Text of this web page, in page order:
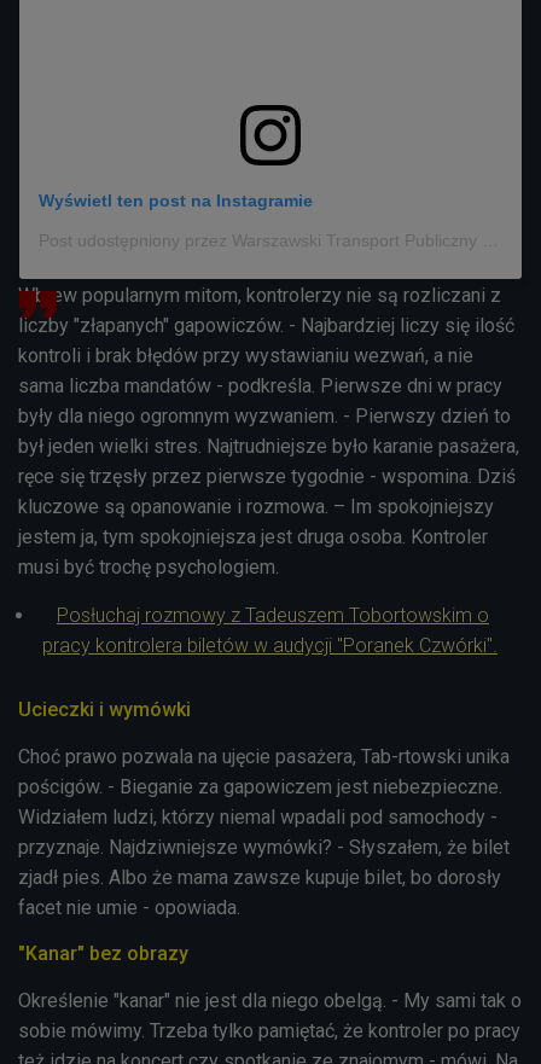
Wyświetl ten post na Instagramie
Wbrew popularnym mitom, kontrolerzy nie są rozliczani z
liczby "złapanych" gapowiczów. - Najbardziej liczy się ilość
kontroli i brak błędów przy wystawianiu wezwań, a nie
sama liczba mandatów - podkreśla. Pierwsze dni w pracy
były dla niego ogromnym wyzwaniem. - Pierwszy dzień to
był jeden wielki stres. Najtrudniejsze było karanie pasażera,
ręce się trzęsły przez pierwsze tygodnie - wspomina. Dziś
kluczowe są opanowanie i rozmowa. – Im spokojniejszy
jestem ja, tym spokojniejsza jest druga osoba. Kontroler
musi być trochę psychologiem.
Posłuchaj rozmowy z Tadeuszem Tobortowskim o
pracy kontrolera biletów w audycji "Poranek Czwórki".
Ucieczki i wymówki
Choć prawo pozwala na ujęcie pasażera, Tab-rtowski unika
pościgów. - Bieganie za gapowiczem jest niebezpieczne.
Widziałem ludzi, którzy niemal wpadali pod samochody -
przyznaje. Najdziwniejsze wymówki? - Słyszałem, że bilet
zjadł pies. Albo że mama zawsze kupuje bilet, bo dorosły
facet nie umie - opowiada.
"Kanar" bez obrazy
Określenie "kanar" nie jest dla niego obelgą. - My sami tak o
sobie mówimy. Trzeba tylko pamiętać, że kontroler po pracy